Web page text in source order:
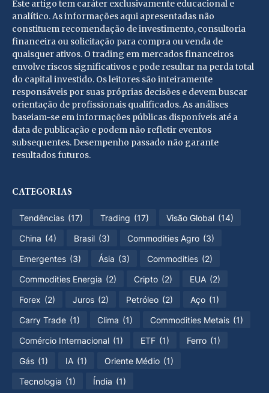
Este artigo tem caráter exclusivamente educacional e
analítico. As informações aqui apresentadas não
constituem recomendação de investimento, consultoria
financeira ou solicitação para compra ou venda de
quaisquer ativos. O trading em mercados financeiros
envolve riscos significativos e pode resultar na perda total
do capital investido. Os leitores são inteiramente
responsáveis por suas próprias decisões e devem buscar
orientação de profissionais qualificados. As análises
baseiam-se em informações públicas disponíveis até a
data de publicação e podem não refletir eventos
subsequentes. Desempenho passado não garante
resultados futuros.
CATEGORIAS
Tendências (17) Trading (17) Visão Global (14)
China (4) Brasil (3) Commodities Agro (3)
Emergentes (3) Ásia (3) Commodities (2)
Commodities Energia (2) Cripto (2) EUA (2)
Forex (2) Juros (2) Petróleo (2) Aço (1)
Carry Trade (1) Clima (1) Commodities Metais (1)
Comércio Internacional (1) ETF (1) Ferro (1)
Gás (1) IA (1) Oriente Médio (1)
Tecnologia (1) Índia (1)